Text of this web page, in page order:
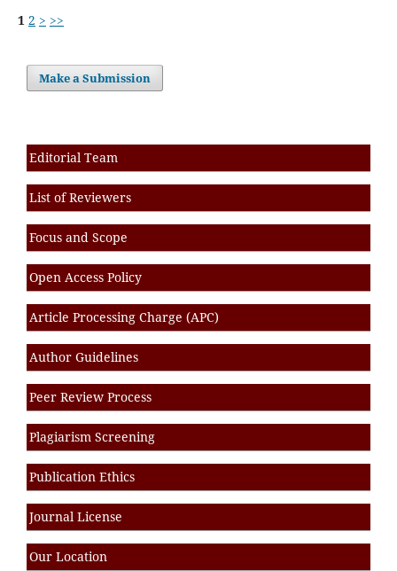
1 2 > >>
Make a Submission
Editorial Team
List of Reviewers
Focus and Scope
Open Access Policy
Article Processing Charge (APC)
Author Guidelines
Peer Review Process
Plagiarism Screening
Publication Ethics
Journal License
Our Location